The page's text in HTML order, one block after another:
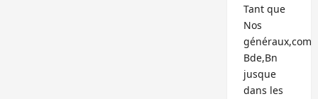
Tant que
Nos
généraux,com
Bde,Bn
jusque
dans les